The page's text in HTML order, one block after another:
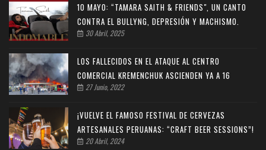
10 MAYO: “TAMARA SAITH & FRIENDS", UN CANTO
CONTRA EL BULLYNG, DEPRESIÓN Y MACHISMO.
30 Abril, 2025
LOS FALLECIDOS EN EL ATAQUE AL CENTRO
COMERCIAL KREMENCHUK ASCIENDEN YA A 16
27 Junio, 2022
¡VUELVE EL FAMOSO FESTIVAL DE CERVEZAS
ARTESANALES PERUANAS: “CRAFT BEER SESSIONS”!
20 Abril, 2024